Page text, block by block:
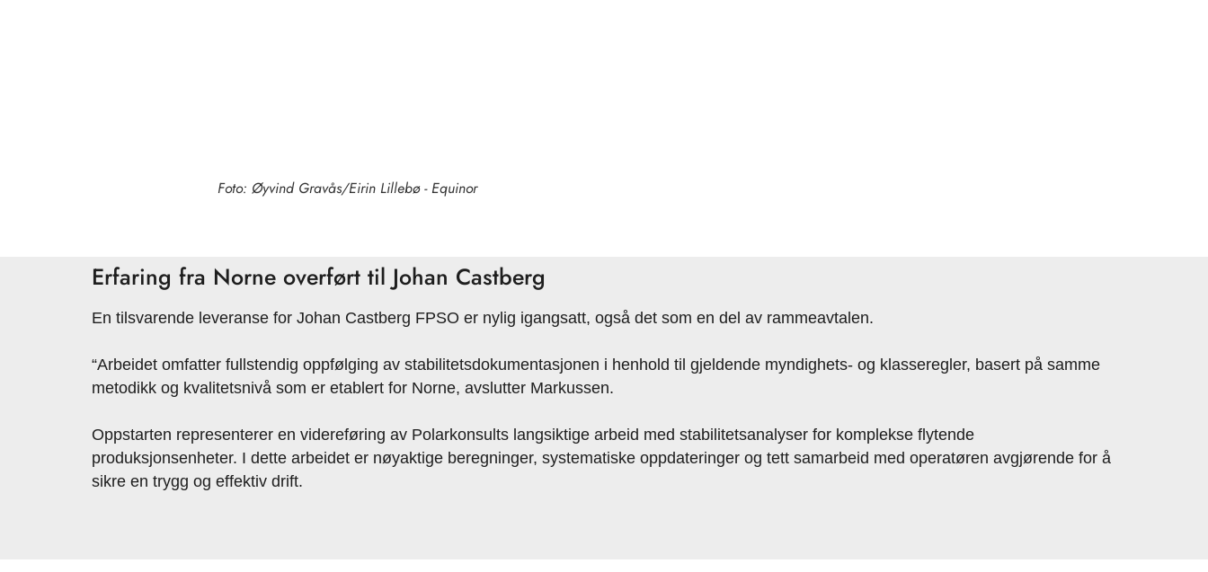
Foto: Øyvind Gravås/Eirin Lillebø - Equinor
Erfaring fra Norne overført til Johan Castberg
En tilsvarende leveranse for Johan Castberg FPSO er nylig igangsatt, også det som en del av rammeavtalen.
“Arbeidet omfatter fullstendig oppfølging av stabilitetsdokumentasjonen i henhold til gjeldende myndighets- og klasseregler, basert på samme
metodikk og kvalitetsnivå som er etablert for Norne, avslutter Markussen.
Oppstarten representerer en videreføring av Polarkonsults langsiktige arbeid med stabilitetsanalyser for komplekse flytende
produksjonsenheter. I dette arbeidet er nøyaktige beregninger, systematiske oppdateringer og tett samarbeid med operatøren avgjørende for å
sikre en trygg og effektiv drift.